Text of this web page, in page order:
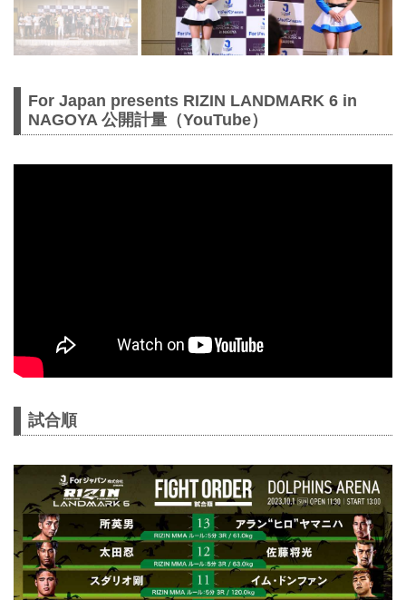
For Japan presents RIZIN LANDMARK 6 in
NAGOYA 公開計量（YouTube）
試合順